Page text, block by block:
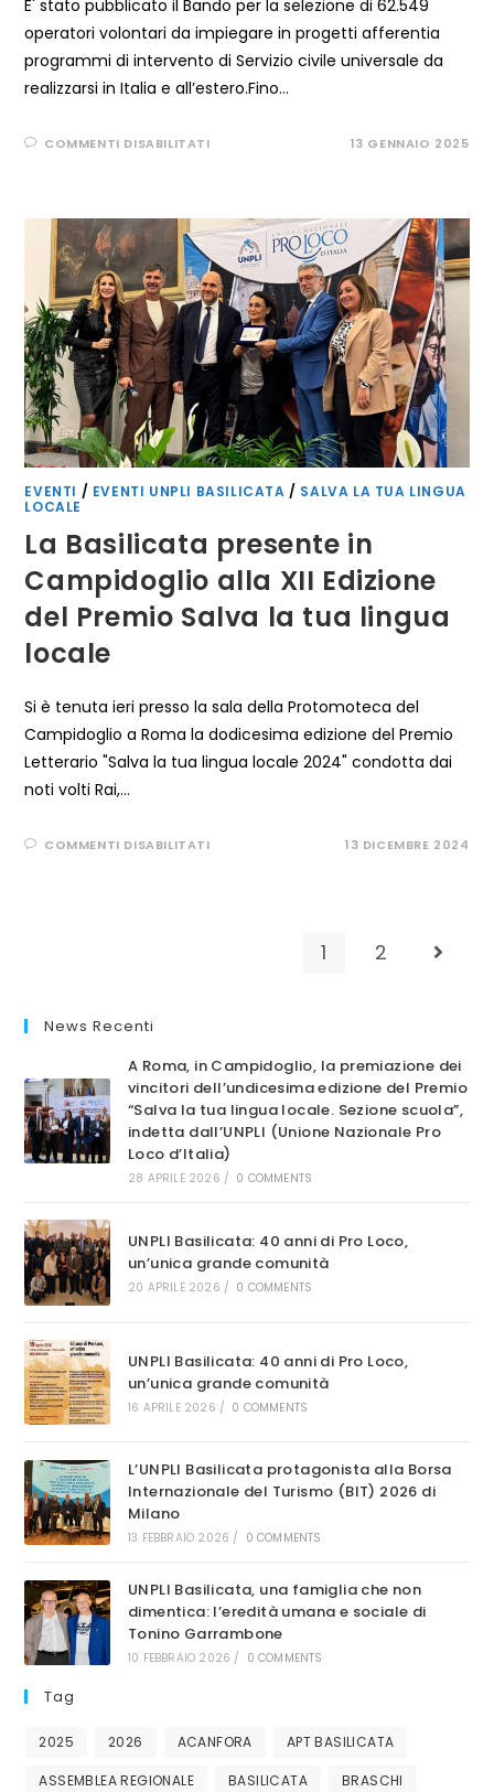
E' stato pubblicato il Bando per la selezione di 62.549
operatori volontari da impiegare in progetti afferentia
programmi di intervento di Servizio civile universale da
realizzarsi in Italia e all’estero.Fino…
COMMENTI DISABILITATISU
DI
62.549
OPERATORI
VOLONTARI
DA
IMPIEGARE
IN
PROGETTI
DI
SERVIZIO
CIVILE
UNIVERSALE
SCADENZA
ORE
14:00
18
FEBBRAIO
2025
13 GENNAIO 2025
EVENTI / EVENTI UNPLI BASILICATA / SALVA LA TUA LINGUA
LOCALE
La Basilicata presente in
Campidoglio alla XII Edizione
del Premio Salva la tua lingua
locale
Si è tenuta ieri presso la sala della Protomoteca del
Campidoglio a Roma la dodicesima edizione del Premio
Letterario "Salva la tua lingua locale 2024" condotta dai
noti volti Rai,…
COMMENTI DISABILITATISU
LOCALE
13 DICEMBRE 2024
1 2 Vai
News Recenti
A Roma, in Campidoglio, la premiazione dei
vincitori dell’undicesima edizione del Premio
“Salva la tua lingua locale. Sezione scuola”,
indetta dall’UNPLI (Unione Nazionale Pro
Loco d’Italia)
28 APRILE 2026 / 0 COMMENTS
UNPLI Basilicata: 40 anni di Pro Loco,
un’unica grande comunità
20 APRILE 2026 / 0 COMMENTS
UNPLI Basilicata: 40 anni di Pro Loco,
un’unica grande comunità
16 APRILE 2026 / 0 COMMENTS
L’UNPLI Basilicata protagonista alla Borsa
Internazionale del Turismo (BIT) 2026 di
Milano
13 FEBBRAIO 2026 / 0 COMMENTS
UNPLI Basilicata, una famiglia che non
dimentica: l’eredità umana e sociale di
Tonino Garrambone
10 FEBBRAIO 2026 / 0 COMMENTS
Tag
2025 2026 ACANFORA APT BASILICATA
ASSEMBLEA REGIONALE BASILICATA BRASCHI